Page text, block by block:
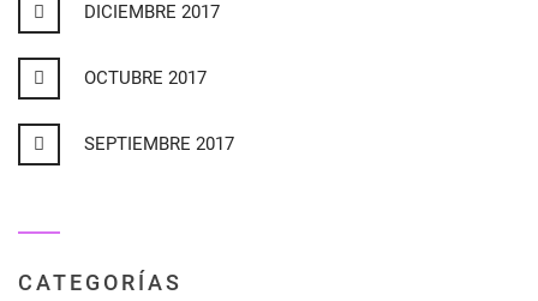
DICIEMBRE 2017
OCTUBRE 2017
SEPTIEMBRE 2017
CATEGORÍAS